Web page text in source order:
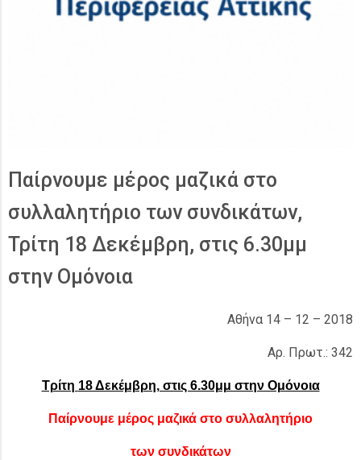
Παίρνουμε μέρος μαζικά στο
συλλαλητήριο των συνδικάτων,
Τρίτη 18 Δεκέμβρη, στις 6.30μμ
στην Ομόνοια
Αθήνα 14 – 12 – 2018
Αρ. Πρωτ.: 342
Τρίτη 18 Δεκέμβρη, στις 6.30μμ στην Ομόνοια
Παίρνουμε μέρος μαζικά στο συλλαλητήριο
των συνδικάτων